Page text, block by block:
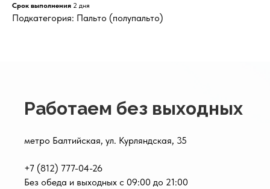
Срок выполнения 2 дня
Подкатегория: Пальто (полупальто)
Работаем без выходных
метро Балтийская, ул. Курляндская, 35
+7 (812) 777-04-26
Без обеда и выходных с 09:00 до 21:00